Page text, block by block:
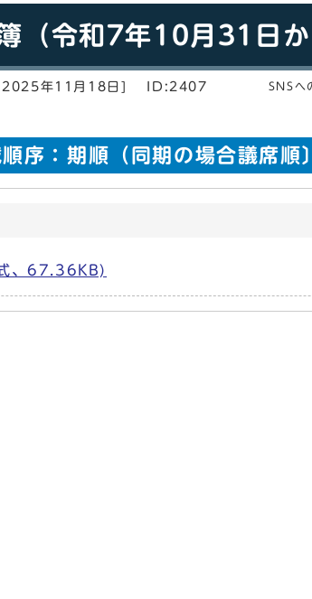
（令和7年10月31日か
2025年11月18日] ID:2407 SNSへ
：期順（同期の場合議席順
、67.36KB)